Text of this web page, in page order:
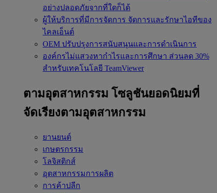
อย่างปลอดภัยจากที่ใดก็ได้
ผู้ให้บริการที่มีการจัดการ จัดการและรักษาไอทีของ
ไคลเอ็นต์
OEM ปรับปรุงการสนับสนุนและการดำเนินการ
องค์กรไม่แสวงหากำไรและการศึกษา ส่วนลด 30%
สำหรับเทคโนโลยี TeamViewer
ตามอุตสาหกรรม โซลูชันยอดนิยมที่
จัดเรียงตามอุตสาหกรรม
ยานยนต์
เกษตรกรรม
โลจิสติกส์
อุตสาหกรรมการผลิต
การค้าปลีก